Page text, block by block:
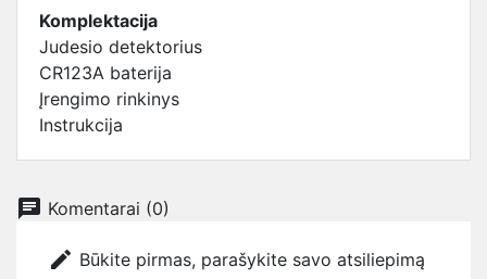
Komplektacija
Judesio detektorius
CR123A baterija
Įrengimo rinkinys
Instrukcija
chat Komentarai (0)
edit Būkite pirmas, parašykite savo atsiliepimą